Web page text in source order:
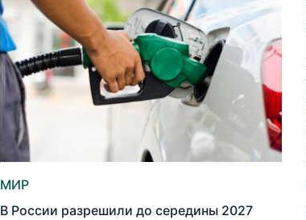
МИР
В России разрешили до середины 2027